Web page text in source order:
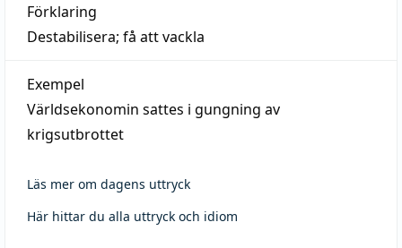
Förklaring
Destabilisera; få att vackla
Exempel
Världsekonomin sattes i gungning av
krigsutbrottet
Läs mer om dagens uttryck
Här hittar du alla uttryck och idiom